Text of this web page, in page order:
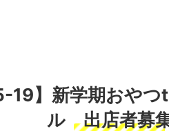
19】新学期おや
ル 出店者募